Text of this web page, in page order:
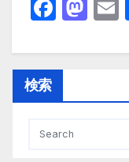
F
c
b
o
M
st
d
検索